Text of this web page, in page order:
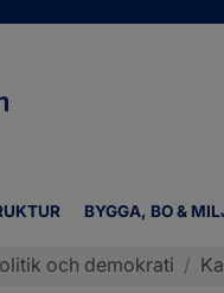
BYGGA, BO &
och demokrati /